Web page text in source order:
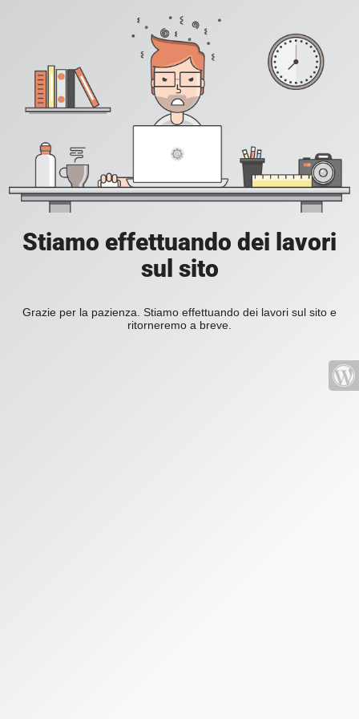
Stiamo effettuando dei lavori
sul sito
Grazie per la pazienza. Stiamo effettuando dei lavori sul sito e
ritorneremo a breve.